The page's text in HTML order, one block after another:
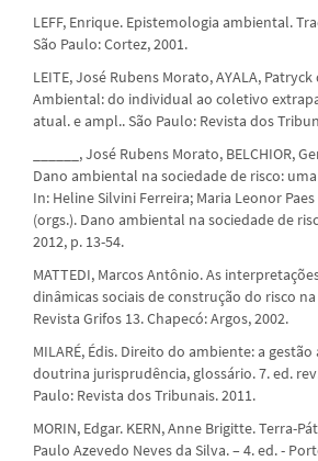
LEFF, Enrique. Epistemologia ambiental.
São Paulo: Cortez, 2001.
LEITE, José Rubens Morato, AYALA,
Ambiental: do individual ao coletivo
atual. e ampl.. São Paulo: Revista dos
______, José Rubens Morato, BELCHIOR,
Dano ambiental na sociedade de risco:
In: Heline Silvini Ferreira; Maria Leonor
(orgs.). Dano ambiental na sociedade de
2012, p. 13-54.
MATTEDI, Marcos Antônio. As
dinâmicas sociais de construção do risco
Revista Grifos 13. Chapecó: Argos, 2002.
MILARÉ, Édis. Direito do ambiente: a
doutrina jurisprudência, glossário. 7. ed.
Paulo: Revista dos Tribunais. 2011.
MORIN, Edgar. KERN, Anne Brigitte. Terra-
Paulo Azevedo Neves da Silva. – 4. ed. -